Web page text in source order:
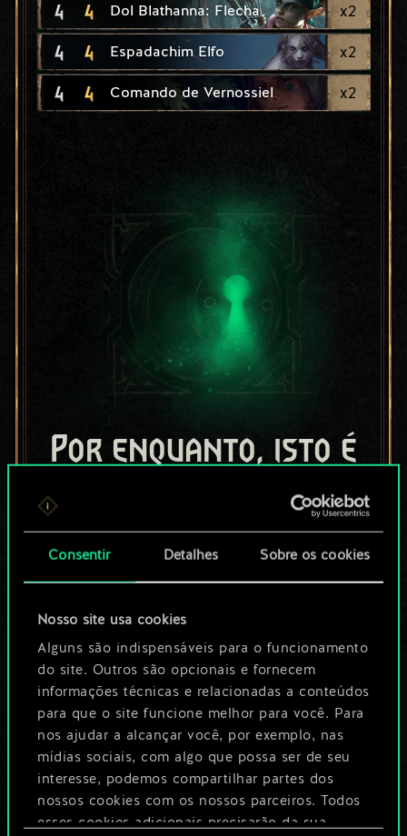
Consentir Detalhes Sobre os cookies
Nosso site usa cookies
Alguns são indispensáveis para o funcionamento
do site. Outros são opcionais e fornecem
informações técnicas e relacionadas a conteúdos
para que o site funcione melhor para você. Para
nos ajudar a alcançar você, por exemplo, nas
mídias sociais, com algo que possa ser de seu
interesse, podemos compartilhar partes dos
nossos cookies com os nossos parceiros. Todos
esses cookies adicionais precisarão da sua
4 4 Dol Blathanna: Flecha x2
4 4 Espadachim Elfo x2
4 4 Comando de Vernossiel x2
Por enquanto, isto é
apenas um conjunto
de cartas
compartilhado.
No entanto, dá para
ser muito mais!
Dê um nome para este baralho e crie
um guia
Editar baralho